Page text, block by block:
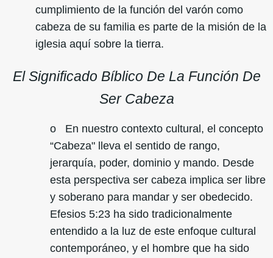
cumplimiento de la función del varón como
cabeza de su familia es parte de la misión de la
iglesia aquí sobre la tierra.
El Significado Bíblico De La Función De
Ser Cabeza
o En nuestro contexto cultural, el concepto
“Cabeza" lleva el sentido de rango,
jerarquía, poder, dominio y mando. Desde
esta perspectiva ser cabeza implica ser libre
y soberano para mandar y ser obedecido.
Efesios 5:23 ha sido tradicionalmente
entendido a la luz de este enfoque cultural
contemporáneo, y el hombre que ha sido